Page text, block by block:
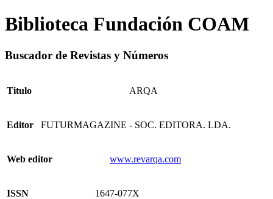
Biblioteca Fundación COAM
Buscador de Revistas y Números
Titulo ARQA
Editor FUTURMAGAZINE - SOC. EDITORA. LDA.
Web editor www.revarqa.com
ISSN 1647-077X